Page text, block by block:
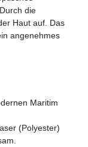
die
Haut auf. Das
angenehmes
Maritim
(Polyester)